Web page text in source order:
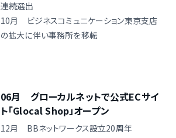
連続選出
10月 ビジネスコミュニケーション東京支店
の拡大に伴い事務所を移転
06月 グローカルネットで公式ECサイ
ト「Glocal Shop」オープン
12月 BBネットワークス設立20周年